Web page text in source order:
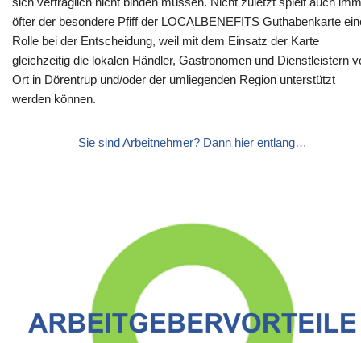
öfter der besondere Pfiff der LOCALBENEFITS Guthabenkarte
Rolle bei der Entscheidung, weil mit dem Einsatz der Karte
gleichzeitig die lokalen Händler, Gastronomen und Dienstleistern
Ort in Dörentrup und/oder der umliegenden Region unterstützt
werden können.
Sie sind Arbeitnehmer? Dann hier entlang…